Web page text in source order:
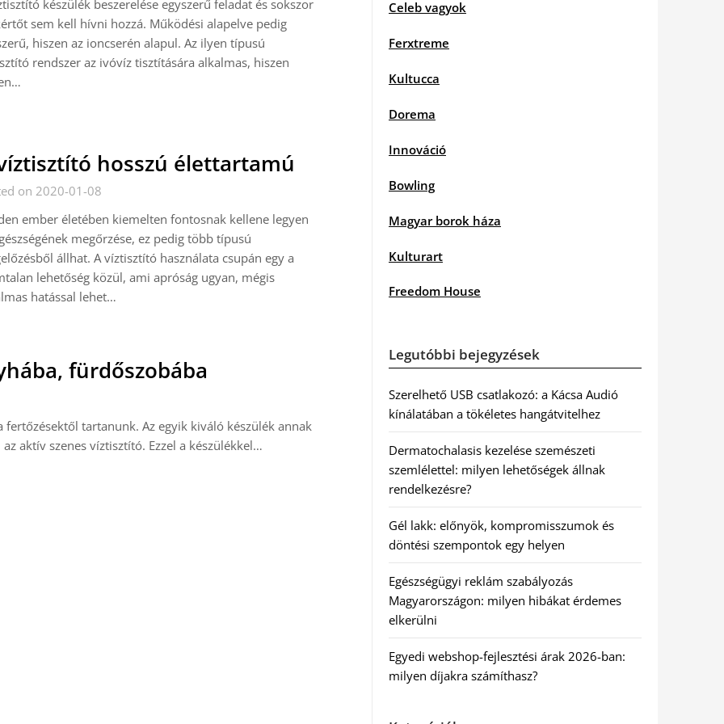
készülék beszerelése egyszerű feladat és sokszor
sem kell hívni hozzá. Működési alapelve pedig
hiszen az ioncserén alapul. Az ilyen típusú
rendszer az ivóvíz tisztítására alkalmas, hiszen
hosszú élettartamú
on 2020-01-08
ember életében kiemelten fontosnak kellene legyen
megőrzése, ez pedig több típusú
állhat. A víztisztító használata csupán egy a
lehetőség közül, ami apróság ugyan, mégis
hatással lehet…
fürdőszobába
tartanunk. Az egyik kiváló készülék annak
aktív szenes víztisztító. Ezzel a készülékkel…
Celeb vagyok
Ferxtreme
Kultucca
Dorema
Innováció
Bowling
Magyar borok háza
Kulturart
Freedom House
Legutóbbi bejegyzések
Szerelhető USB csatlakozó: a Kácsa Audió
kínálatában a tökéletes hangátvitelhez
Dermatochalasis kezelése szemészeti
szemlélettel: milyen lehetőségek állnak
rendelkezésre?
Gél lakk: előnyök, kompromisszumok és
döntési szempontok egy helyen
Egészségügyi reklám szabályozás
Magyarországon: milyen hibákat érdemes
elkerülni
Egyedi webshop-fejlesztési árak 2026-ban:
milyen díjakra számíthasz?